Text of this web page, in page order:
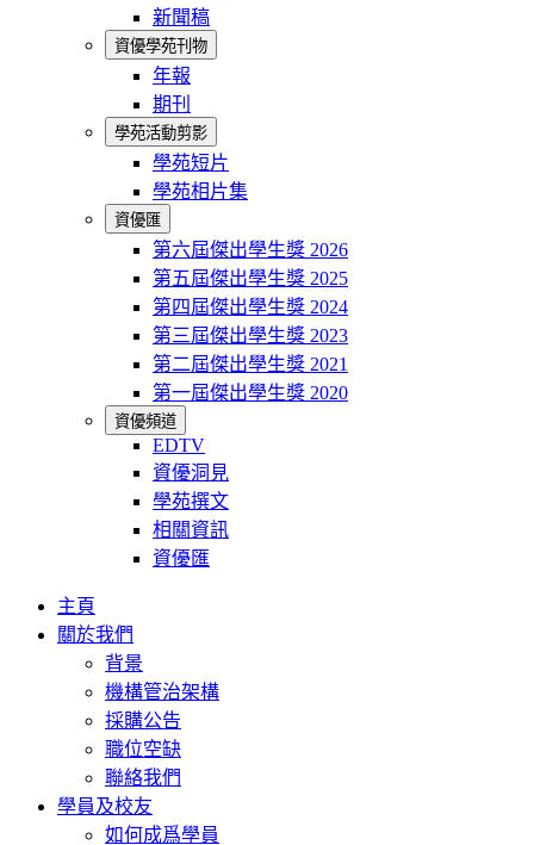
新聞稿
資優學苑刊物
年報
期刊
學苑活動剪影
學苑短片
學苑相片集
資優匯
第六屆傑出學生獎 2026
第五屆傑出學生獎 2025
第四屆傑出學生獎 2024
第三屆傑出學生獎 2023
第二屆傑出學生獎 2021
第一屆傑出學生獎 2020
資優頻道
EDTV
資優洞見
學苑撰文
相關資訊
資優匯
主頁
關於我們
背景
機構管治架構
採購公告
職位空缺
聯絡我們
學員及校友
如何成爲學員